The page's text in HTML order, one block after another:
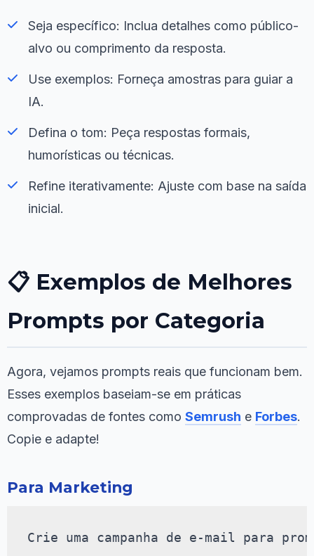
Seja específico: Inclua detalhes como público-
alvo ou comprimento da resposta.
Use exemplos: Forneça amostras para guiar a
IA.
Defina o tom: Peça respostas formais,
humorísticas ou técnicas.
Refine iterativamente: Ajuste com base na saída
inicial.
📋 Exemplos de Melhores
Prompts por Categoria
Agora, vejamos prompts reais que funcionam bem.
Esses exemplos baseiam-se em práticas
comprovadas de fontes como Semrush e Forbes.
Copie e adapte!
Para Marketing
Crie uma campanha de e-mail para